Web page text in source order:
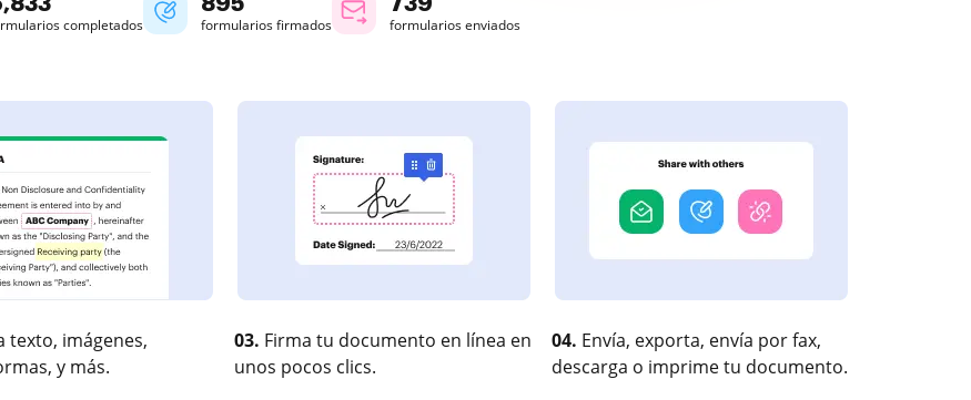
completados formularios firmados formularios enviados
texto, imágenes,
y más.
03. Firma tu documento en línea en
unos pocos clics.
04. Envía, exporta, envía por fax,
descarga o imprime tu documento.